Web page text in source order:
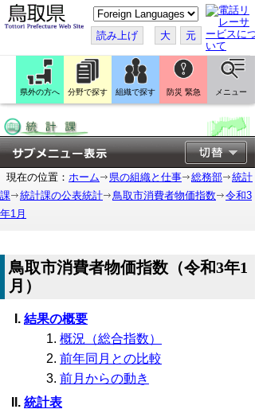
こ
の
ペ
ー
ジ
翻
訳
す
読み上げ 大 元
県外の方へ 分野で探す 組織で探す 防災 緊急 メニュー
現在の位置： ホーム 県の組織と仕事 総務部
統計
課
統計課の公表統計 鳥取市消費者物価指数
令和3
年1月
鳥取市消費者物価指数（令和3年1
月）
結果の概要
概況（総合指数）
前年同月との比較
前月からの動き
統計表